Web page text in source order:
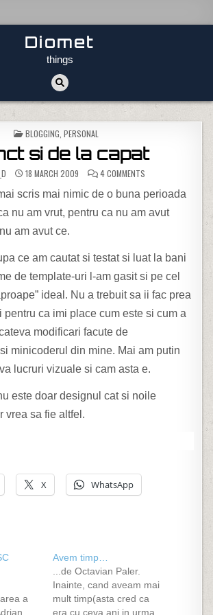
Diomet
things
POSTED IN
BLOGGING PERSONAL
si de la capat
18 MARCH 2009 4 COMMENTS
scris mai nimic de o buna perioada
nu am vrut, pentru ca nu am avut
am avut ce.
ce am cautat si testat si luat la bani
de template-uri l-am gasit si pe cel
ideal. Nu a trebuit sa ii fac prea
pentru ca imi place cum este si cum a
modificari facute de
minicoderul din mine. Mai am putin
lucruri vizuale si cam asta e.
este doar designul cat si noile
vrea sa fie altfel.
X WhatsApp
a
Avem timp…
...de Octavian Paler.
Inainte, cand aveam mai
mult timp(asta cred ca
era cu ceva ani in urma,